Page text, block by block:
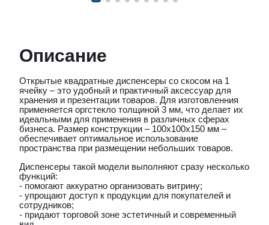
Описание
Открытые квадратные диспенсеры со скосом на 1
ячейку – это удобный и практичный аксессуар для
хранения и презентации товаров. Для изготовленния
применяется оргстекло толщиной 3 мм, что делает их
идеальными для применения в различных сферах
бизнеса. Размер конструкции – 100x100x150 мм –
обеспечивает оптимальное использование
пространства при размещении небольших товаров.
Диспенсеры такой модели выполняют сразу несколько
функций:
- помогают аккуратно организовать витрину;
- упрощают доступ к продукции для покупателей и
сотрудников;
- придают торговой зоне эстетичный и современный